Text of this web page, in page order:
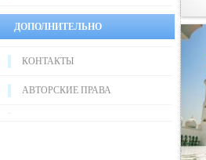
ДОПОЛНИТЕЛЬНО
КОНТАКТЫ
АВТОРСКИЕ ПРАВА